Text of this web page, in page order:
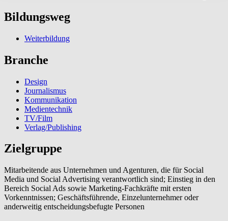
Bildungsweg
Weiterbildung
Branche
Design
Journalismus
Kommunikation
Medientechnik
TV/Film
Verlag/Publishing
Zielgruppe
Mitarbeitende aus Unternehmen und Agenturen, die für Social
Media und Social Advertising verantwortlich sind; Einstieg in den
Bereich Social Ads sowie Marketing-Fachkräfte mit ersten
Vorkenntnissen; Geschäftsführende, Einzelunternehmer oder
anderweitig entscheidungsbefugte Personen